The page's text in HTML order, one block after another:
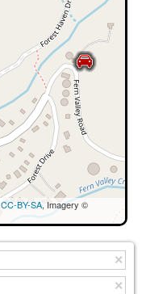
CC-BY-SA, Imagery ©